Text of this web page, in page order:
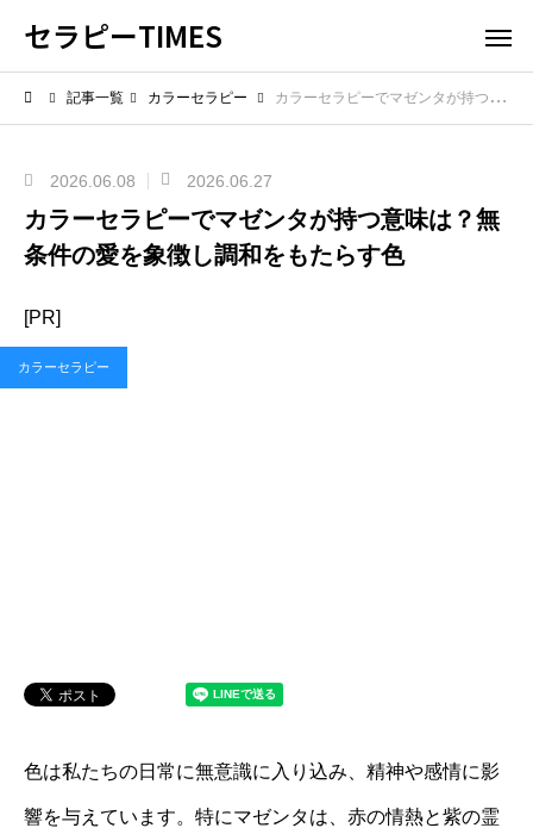
セラピーTIMES
記事一覧 カラーセラピー カラーセラピーでマゼンタが持つ意味は？無条件の愛を象徴し調和をもたらす色
2026.06.08 2026.06.27
カラーセラピーでマゼンタが持つ意味は？無
条件の愛を象徴し調和をもたらす色
[PR]
カラーセラピー
色は私たちの日常に無意識に入り込み、精神や感情に影
響を与えています。特にマゼンタは、赤の情熱と紫の霊